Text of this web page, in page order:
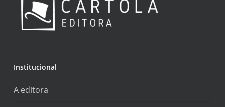
Institucional
A editora